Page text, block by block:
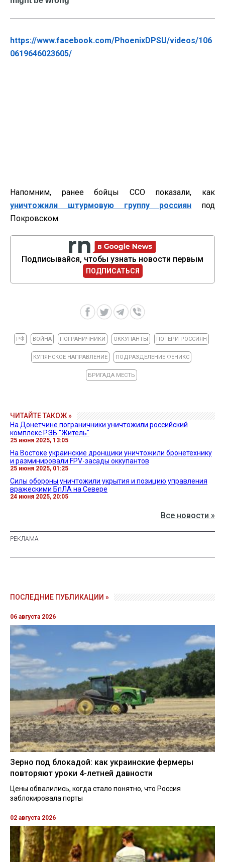
https://www.facebook.com/PhoenixDPSU/videos/106
0619646023605/
Напомним, ранее бойцы ССО показали, как
уничтожили штурмовую группу россиян под
Покровском.
Подписывайся, чтобы узнать новости первым
ПОДПИСАТЬСЯ
РФ ВОЙНА ПОГРАНИЧНИКИ ОККУПАНТЫ ПОТЕРИ РОССИЯН
КУПЯНСКОЕ НАПРАВЛЕНИЕ ПОДРАЗДЕЛЕНИЕ ФЕНИКС
БРИГАДА МЕСТЬ
ЧИТАЙТЕ ТАКОЖ »
На Донетчине пограничники уничтожили российский
комплекс РЭБ "Житель"
25 июня 2025, 13:05
На Востоке украинские дронщики уничтожили бронетехнику
и разминировали FPV-засады оккупантов
25 июня 2025, 01:25
Силы обороны уничтожили укрытия и позицию управления
вражескими БпЛА на Севере
24 июня 2025, 20:05
Все новости »
ПОСЛЕДНИЕ ПУБЛИКАЦИИ »
06 августа 2026
Зерно под блокадой: как украинские фермеры
повторяют уроки 4-летней давности
Цены обвалились, когда стало понятно, что Россия
заблокировала порты
02 августа 2026